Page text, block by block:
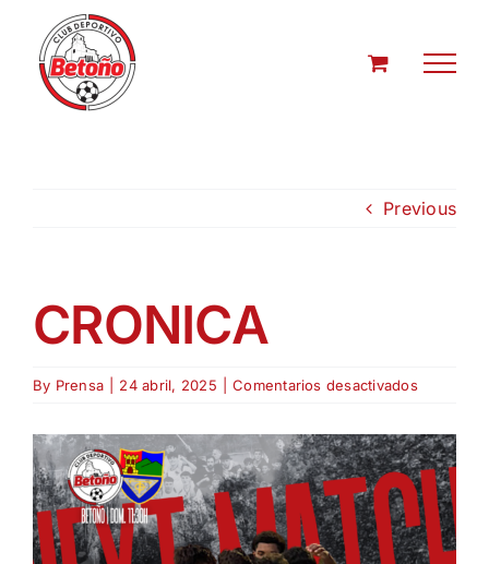
content
Previous
CRONICA
By Prensa 24 abril, 2025 Comentarios desactivadosen